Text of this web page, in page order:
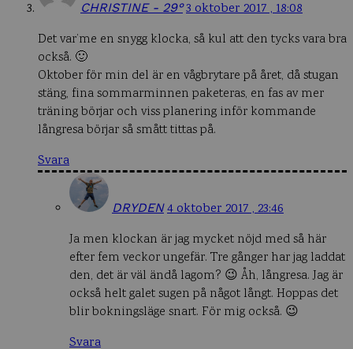
CHRISTINE - 29° 3 oktober 2017 , 18:08
Det var’me en snygg klocka, så kul att den tycks vara bra
också. 🙂
Oktober för min del är en vågbrytare på året, då stugan
stäng, fina sommarminnen paketeras, en fas av mer
träning börjar och viss planering inför kommande
långresa börjar så smått tittas på.
Svara
DRYDEN 4 oktober 2017 , 23:46
Ja men klockan är jag mycket nöjd med så här
efter fem veckor ungefär. Tre gånger har jag laddat
den, det är väl ändå lagom? 😉 Åh, långresa. Jag är
också helt galet sugen på något långt. Hoppas det
blir bokningsläge snart. För mig också. 😉
Svara